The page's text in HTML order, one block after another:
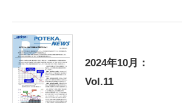
2024年10月：
Vol.11